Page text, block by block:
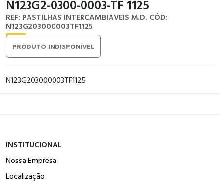
N123G2-0300-0003-TF 1125
REF: PASTILHAS INTERCAMBIAVEIS M.D. CÓD:
N123G203000003TF1125
PRODUTO INDISPONÍVEL
N123G203000003TF1125
INSTITUCIONAL
Nossa Empresa
Localização